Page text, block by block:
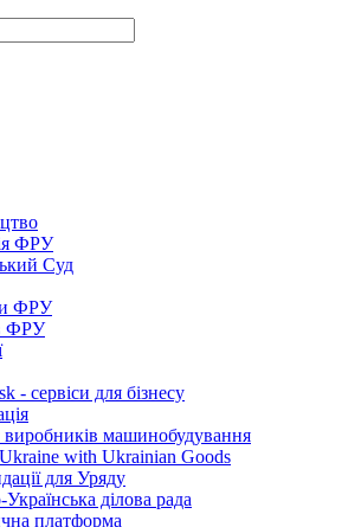
ФРУ
Суд
ФРУ
ФРУ
- сервіси для бізнесу
виробників машинобудування
with Ukrainian Goods
для Уряду
ділова рада
платформа